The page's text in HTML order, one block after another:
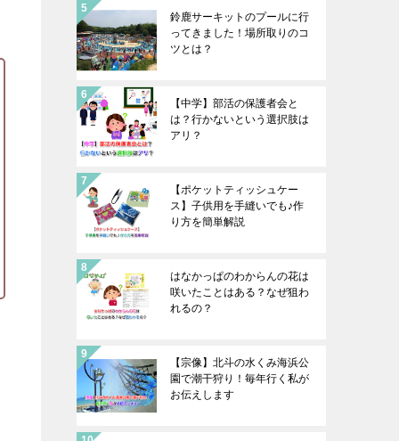
鈴鹿サーキットのプールに行
ってきました！場所取りのコ
ツとは？
【中学】部活の保護者会と
は？行かないという選択肢は
アリ？
【ポケットティッシュケー
ス】子供用を手縫いでも♪作
り方を簡単解説
はなかっぱのわからんの花は
咲いたことはある？なぜ狙わ
れるの？
【宗像】北斗の水くみ海浜公
園で潮干狩り！毎年行く私が
お伝えします